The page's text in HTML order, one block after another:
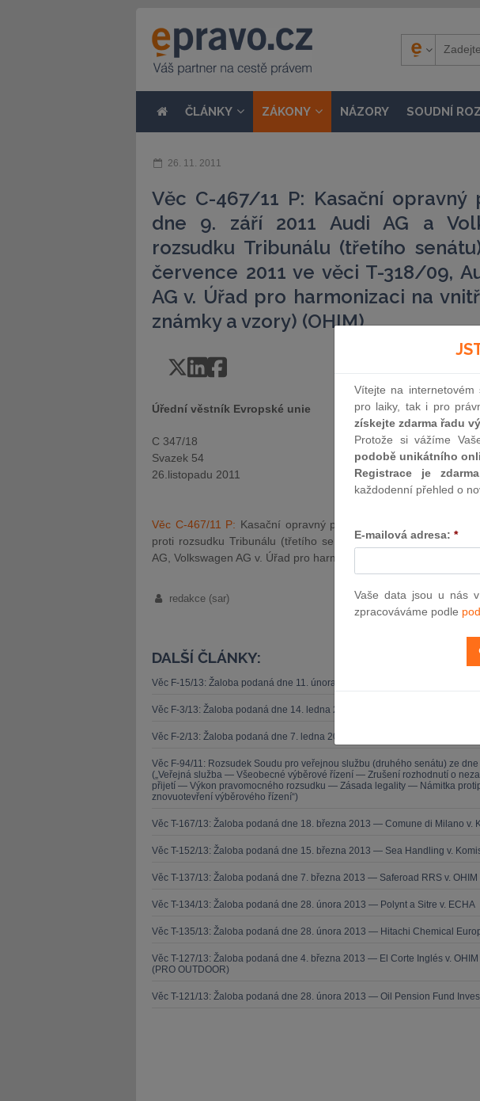
ČLÁNKY ZÁKONY NÁZORY SOUDNÍ
26. 11. 2011
Věc C-467/11 P: Kasační
dne 9. září 2011 Audi AG a
rozsudku Tribunálu (třetího
července 2011 ve věci T-318/09,
AG v. Úřad pro harmonizaci na
známky a vzory) (OHIM)
Úřední věstník Evropské unie
C 347/18
Svazek 54
26.listopadu 2011
Věc C-467/11 P: Kasační opravný prostředek podaný dne 9.
proti rozsudku Tribunálu (třetího senátu) vydanému dne 6.
AG, Volkswagen AG v. Úřad pro harmonizaci na vnitřním trhu
redakce (sar)
DALŠÍ ČLÁNKY:
Věc F-15/13: Žaloba podaná dne 11. února 2013 — ZZ v. Komise
Věc F-3/13: Žaloba podaná dne 14. ledna 2013 — CK v. Komise
Věc F-2/13: Žaloba podaná dne 7. ledna 2013 — ZZ v. Komise
Věc F-94/11: Rozsudek Soudu pro veřejnou službu (druhého senátu) ze
(„Veřejná služba — Všeobecné výběrové řízení — Zrušení rozhodnutí o
přijetí — Výkon pravomocného rozsudku — Zásada legality — Námitka
znovuotevření výběrového řízení“)
Věc T-167/13: Žaloba podaná dne 18. března 2013 — Comune di Milano v.
Věc T-152/13: Žaloba podaná dne 15. března 2013 — Sea Handling v.
Věc T-137/13: Žaloba podaná dne 7. března 2013 — Saferoad RRS v. OHIM
Věc T-134/13: Žaloba podaná dne 28. února 2013 — Polynt a Sitre v. ECHA
Věc T-135/13: Žaloba podaná dne 28. února 2013 — Hitachi Chemical
Věc T-127/13: Žaloba podaná dne 4. března 2013 — El Corte Inglés v.
(PRO OUTDOOR)
Věc T-121/13: Žaloba podaná dne 28. února 2013 — Oil Pension Fund
Vítejte na
pro laiky, tak i pro
získejte zdarma řadu
Protože si vážíme
podobě unikátního
Registrace je
každodenní přehled o
E-mailová adresa: *
Vaše data jsou u nás
zpracováváme podle